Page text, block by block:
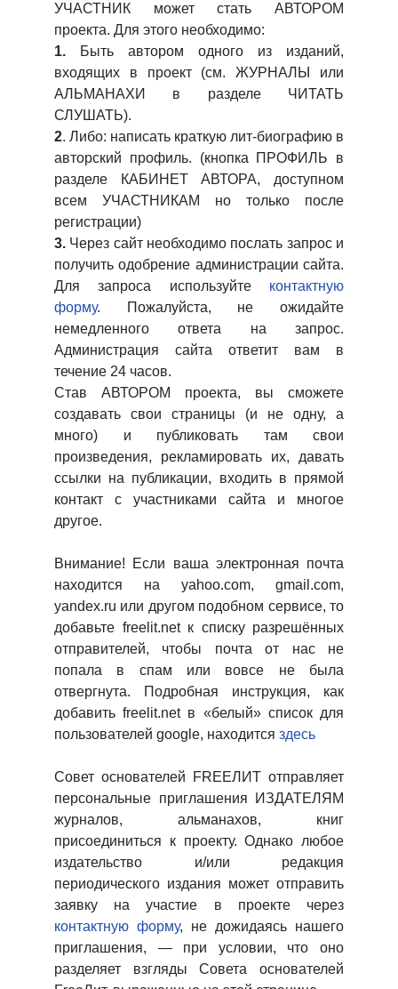
УЧАСТНИК может стать АВТОРОМ
проекта. Для этого необходимо:
1. Быть автором одного из изданий,
входящих в проект (см. ЖУРНАЛЫ или
АЛЬМАНАХИ в разделе ЧИТАТЬ
СЛУШАТЬ).
2. Либо: написать краткую лит-биографию в
авторский профиль. (кнопка ПРОФИЛЬ в
разделе КАБИНЕТ АВТОРА, доступном
всем УЧАСТНИКАМ но только после
регистрации)
3. Через сайт необходимо послать запрос и
получить одобрение администрации сайта.
Для запроса используйте контактную
форму. Пожалуйста, не ожидайте
немедленного ответа на запрос.
Администрация сайта ответит вам в
течение 24 часов.
Став АВТОРОМ проекта, вы сможете
создавать свои страницы (и не одну, а
много) и публиковать там свои
произведения, рекламировать их, давать
ссылки на публикации, входить в прямой
контакт с участниками сайта и многое
другое.
Внимание! Если ваша электронная почта
находится на yahoo.com, gmail.com,
yandex.ru или другом подобном сервисе, то
добавьте freelit.net к списку разрешённых
отправителей, чтобы почта от нас не
попала в спам или вовсе не была
отвергнута. Подробная инструкция, как
добавить freelit.net в «белый» список для
пользователей google, находится здесь
Совет основателей FREEЛИТ отправляет
персональные приглашения ИЗДАТЕЛЯМ
журналов, альманахов, книг
присоединиться к проекту. Однако любое
издательство и/или редакция
периодического издания может отправить
заявку на участие в проекте через
контактную форму, не дожидаясь нашего
приглашения, — при условии, что оно
разделяет взгляды Совета основателей